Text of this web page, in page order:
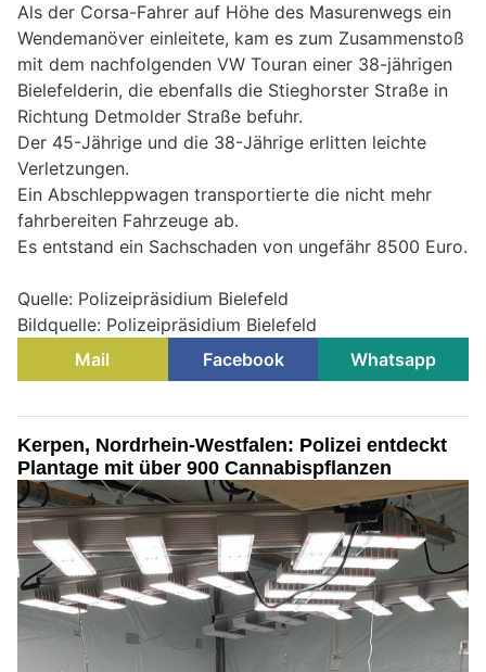
Als der Corsa-Fahrer auf Höhe des Masurenwegs ein
Wendemanöver einleitete, kam es zum Zusammenstoß
mit dem nachfolgenden VW Touran einer 38-jährigen
Bielefelderin, die ebenfalls die Stieghorster Straße in
Richtung Detmolder Straße befuhr.
Der 45-Jährige und die 38-Jährige erlitten leichte
Verletzungen.
Ein Abschleppwagen transportierte die nicht mehr
fahrbereiten Fahrzeuge ab.
Es entstand ein Sachschaden von ungefähr 8500 Euro.
Quelle: Polizeipräsidium Bielefeld
Bildquelle: Polizeipräsidium Bielefeld
Mail
Facebook Whatsapp
Kerpen, Nordrhein-Westfalen: Polizei entdeckt
Plantage mit über 900 Cannabispflanzen